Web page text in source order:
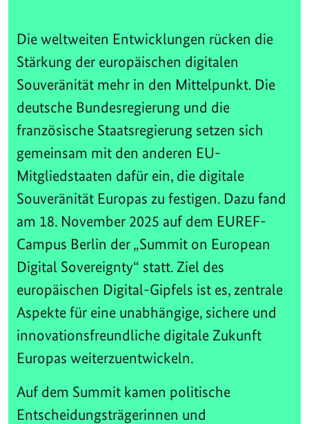
Die weltweiten Entwicklungen rücken die
Stärkung der europäischen digitalen
Souveränität mehr in den Mittelpunkt. Die
deutsche Bundesregierung und die
französische Staatsregierung setzen sich
gemeinsam mit den anderen EU-
Mitgliedstaaten dafür ein, die digitale
Souveränität Europas zu festigen. Dazu fand
am 18. November 2025 auf dem EUREF-
Campus Berlin der „Summit on European
Digital Sovereignty“ statt. Ziel des
europäischen Digital-Gipfels ist es, zentrale
Aspekte für eine unabhängige, sichere und
innovationsfreundliche digitale Zukunft
Europas weiterzuentwickeln.
Auf dem Summit kamen politische
Entscheidungsträgerinnen und